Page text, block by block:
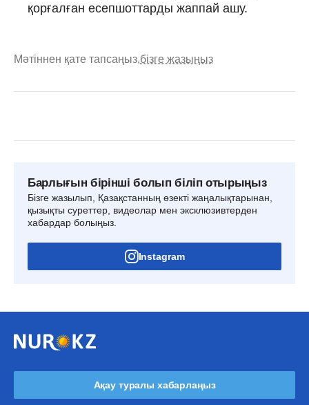
қорғалған есепшоттарды жаппай ашу.
Мәтіннен қате тапсаңыз,бізге жазыңыз
Барлығын бірінші болып біліп отырыңыз
Бізге жазылып, Қазақстанның өзекті жаңалықтарынан,
қызықты суреттер, видеолар мен эксклюзивтерден
хабардар болыңыз.
Instagram
Ақау туралы хабарлаңыз